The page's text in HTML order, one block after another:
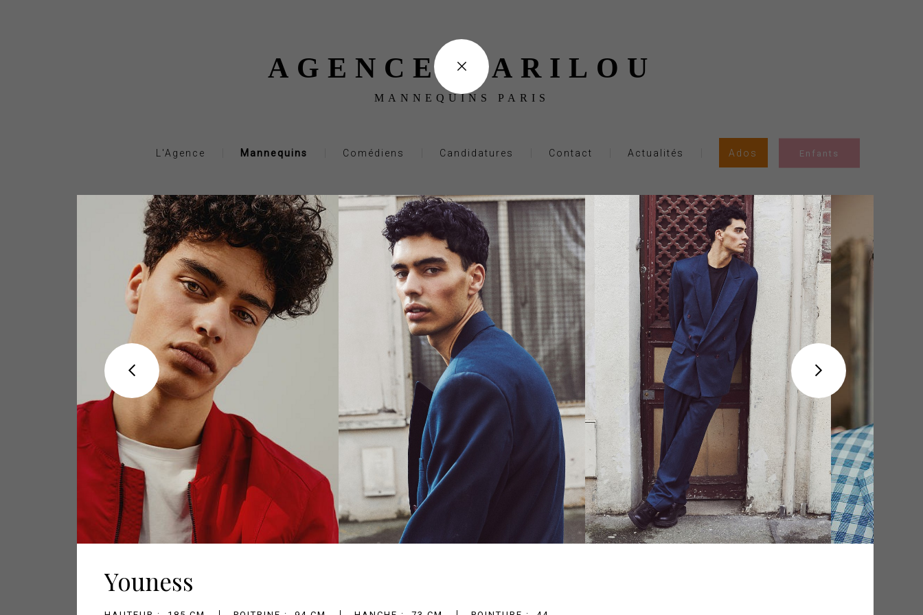
AGENCE MARILOU
MANNEQUINS PARIS
L'Agence Mannequins Comédiens Candidatures Contact Actualités Ados Enfants
Youness